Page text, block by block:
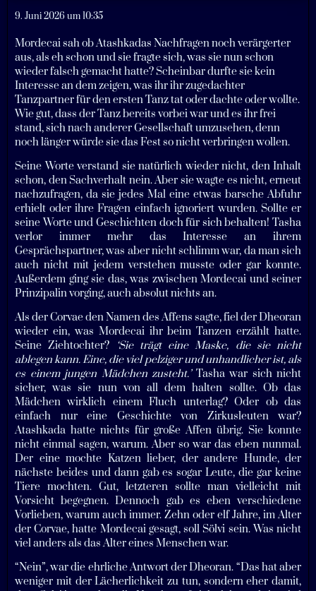
9. Juni 2026 um 10:35
Mordecai sah ob Atashkadas Nachfragen noch verärgerter
aus, als eh schon und sie fragte sich, was sie nun schon
wieder falsch gemacht hatte? Scheinbar durfte sie kein
Interesse an dem zeigen, was ihr ihr zugedachter
Tanzpartner für den ersten Tanz tat oder dachte oder wollte.
Wie gut, dass der Tanz bereits vorbei war und es ihr frei
stand, sich nach anderer Gesellschaft umzusehen, denn
noch länger würde sie das Fest so nicht verbringen wollen.
Seine Worte verstand sie natürlich wieder nicht, den Inhalt
schon, den Sachverhalt nein. Aber sie wagte es nicht, erneut
nachzufragen, da sie jedes Mal eine etwas barsche Abfuhr
erhielt oder ihre Fragen einfach ignoriert wurden. Sollte er
seine Worte und Geschichten doch für sich behalten! Tasha
verlor immer mehr das Interesse an ihrem
Gesprächspartner, was aber nicht schlimm war, da man sich
auch nicht mit jedem verstehen musste oder gar konnte.
Außerdem ging sie das, was zwischen Mordecai und seiner
Prinzipalin vorging, auch absolut nichts an.
Als der Corvae den Namen des Affens sagte, fiel der Dheoran
wieder ein, was Mordecai ihr beim Tanzen erzählt hatte.
Seine Ziehtochter? ‘Sie trägt eine Maske, die sie nicht
ablegen kann. Eine, die viel pelziger und unhandlicher ist, als
es einem jungen Mädchen zusteht.’ Tasha war sich nicht
sicher, was sie nun von all dem halten sollte. Ob das
Mädchen wirklich einem Fluch unterlag? Oder ob das
einfach nur eine Geschichte von Zirkusleuten war?
Atashkada hatte nichts für große Affen übrig. Sie konnte
nicht einmal sagen, warum. Aber so war das eben nunmal.
Der eine mochte Katzen lieber, der andere Hunde, der
nächste beides und dann gab es sogar Leute, die gar keine
Tiere mochten. Gut, letzteren sollte man vielleicht mit
Vorsicht begegnen. Dennoch gab es eben verschiedene
Vorlieben, warum auch immer. Zehn oder elf Jahre, im Alter
der Corvae, hatte Mordecai gesagt, soll Sölvi sein. Was nicht
viel anders als das Alter eines Menschen war.
“Nein”, war die ehrliche Antwort der Dheoran. “Das hat aber
weniger mit der Lächerlichkeit zu tun, sondern eher damit,